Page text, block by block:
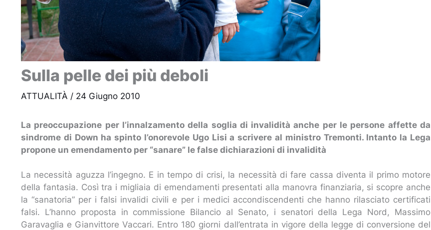
Sulla pelle dei più deboli
ATTUALITÀ / 24 Giugno 2010
La preoccupazione per l’innalzamento della soglia di invalidità anche per le persone affette da
sindrome di Down ha spinto l’onorevole Ugo Lisi a scrivere al ministro Tremonti. Intanto la Lega
propone un emendamento per “sanare” le false dichiarazioni di invalidità
La necessità aguzza l’ingegno. E in tempo di crisi, la necessità di fare cassa diventa il primo motore
della fantasia. Così tra i migliaia di emendamenti presentati alla manovra finanziaria, si scopre anche
la “sanatoria” per i falsi invalidi civili e per i medici accondiscendenti che hanno rilasciato certificati
falsi. L’hanno proposta in commissione Bilancio al Senato, i senatori della Lega Nord, Massimo
Garavaglia e Gianvittore Vaccari. Entro 180 giorni dall’entrata in vigore della legge di conversione del